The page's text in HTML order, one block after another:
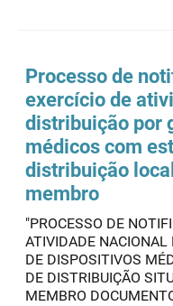
Processo de
exercício de
distribuição por
médicos com
distribuição
membro
"PROCESSO DE
ATIVIDADE NACIONAL
DE DISPOSITIVOS
DE DISTRIBUIÇÃO
MEMBRO